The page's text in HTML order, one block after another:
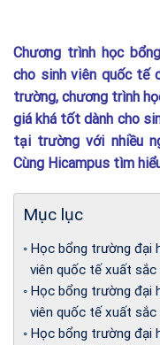
Chương trình học
cho sinh viên quốc tế
trường, chương trình
giá khá tốt dành cho
tại trường với nhiều
Cùng Hicampus tìm
Mục lục
Học bổng trường đại
viên quốc tế xuất
Học bổng trường đại
viên quốc tế xuất
Học bổng trường đại